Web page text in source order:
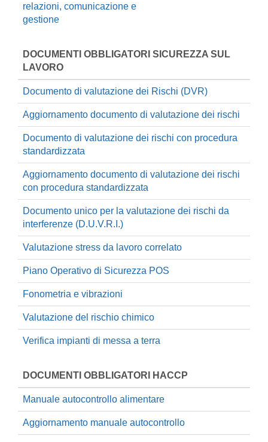
relazioni, comunicazione e
gestione
DOCUMENTI OBBLIGATORI SICUREZZA SUL
LAVORO
Documento di valutazione dei Rischi (DVR)
Aggiornamento documento di valutazione dei rischi
Documento di valutazione dei rischi con procedura
standardizzata
Aggiornamento documento di valutazione dei rischi
con procedura standardizzata
Documento unico per la valutazione dei rischi da
interferenze (D.U.V.R.I.)
Valutazione stress da lavoro correlato
Piano Operativo di Sicurezza POS
Fonometria e vibrazioni
Valutazione del rischio chimico
Verifica impianti di messa a terra
DOCUMENTI OBBLIGATORI HACCP
Manuale autocontrollo alimentare
Aggiornamento manuale autocontrollo